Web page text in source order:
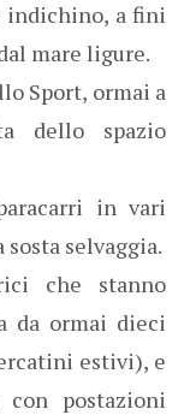
a fini
mare ligure.
Sport, ormai a
dello spazio
in vari
selvaggia.
che stanno
da ormai dieci
estivi), e
postazioni